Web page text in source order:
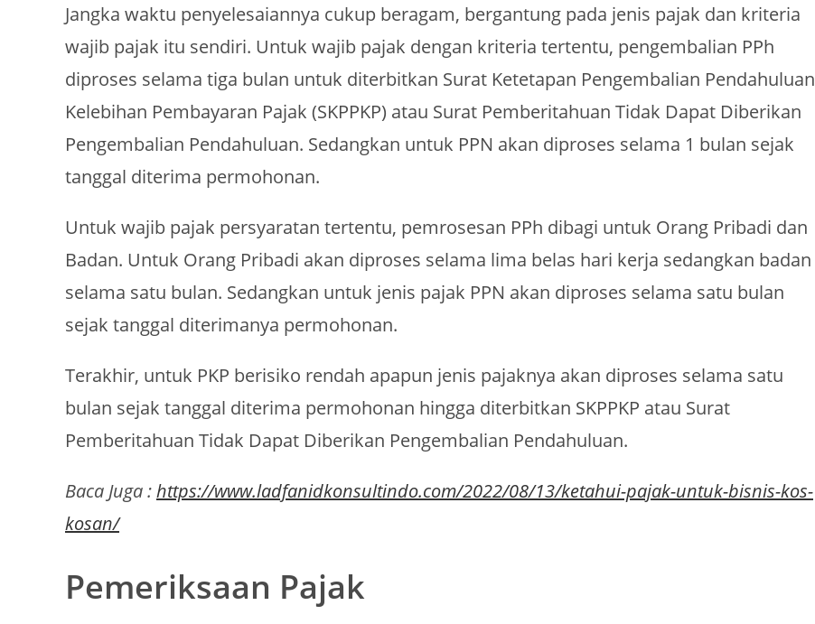
Jangka waktu penyelesaiannya cukup beragam, bergantung pada jenis pajak dan kriteria
wajib pajak itu sendiri. Untuk wajib pajak dengan kriteria tertentu, pengembalian PPh
diproses selama tiga bulan untuk diterbitkan Surat Ketetapan Pengembalian Pendahuluan
Kelebihan Pembayaran Pajak (SKPPKP) atau Surat Pemberitahuan Tidak Dapat Diberikan
Pengembalian Pendahuluan. Sedangkan untuk PPN akan diproses selama 1 bulan sejak
tanggal diterima permohonan.
Untuk wajib pajak persyaratan tertentu, pemrosesan PPh dibagi untuk Orang Pribadi dan
Badan. Untuk Orang Pribadi akan diproses selama lima belas hari kerja sedangkan badan
selama satu bulan. Sedangkan untuk jenis pajak PPN akan diproses selama satu bulan
sejak tanggal diterimanya permohonan.
Terakhir, untuk PKP berisiko rendah apapun jenis pajaknya akan diproses selama satu
bulan sejak tanggal diterima permohonan hingga diterbitkan SKPPKP atau Surat
Pemberitahuan Tidak Dapat Diberikan Pengembalian Pendahuluan.
Baca Juga :https://www.ladfanidkonsultindo.com/2022/08/13/ketahui-pajak-untuk-bisnis-kos-
kosan/
Pemeriksaan Pajak